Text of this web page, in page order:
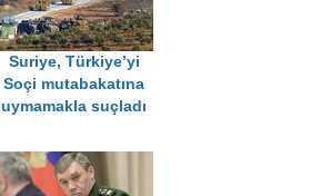
Suriye, Türkiye’yi
Soçi mutabakatına
uymamakla suçladı